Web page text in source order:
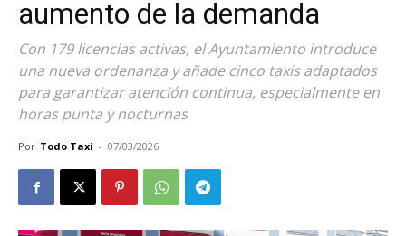
aumento de la demanda
Con 179 licencias activas, el Ayuntamiento introduce
una nueva ordenanza y añade cinco taxis adaptados
para garantizar atención continua, especialmente en
horas punta y nocturnas
Por Todo Taxi - 07/03/2026